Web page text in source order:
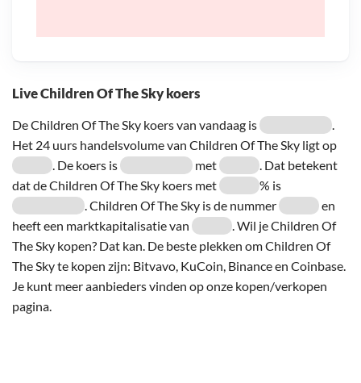
Live Children Of The Sky koers
De Children Of The Sky koers van vandaag is
.
Het 24 uurs handelsvolume van Children Of The Sky ligt op
. De koers is
met
. Dat betekent
dat de Children Of The Sky koers met
% is
. Children Of The Sky is de nummer
en
heeft een marktkapitalisatie van
. Wil je Children Of
The Sky kopen? Dat kan. De beste plekken om Children Of
The Sky te kopen zijn: Bitvavo, KuCoin, Binance en Coinbase.
Je kunt meer aanbieders vinden op onze kopen/verkopen
pagina.